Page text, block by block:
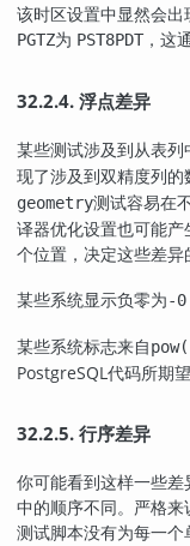
该时区设置中显然会
PGTZ为 PST8PDT ，这
32.2.4. 浮点差异
某些测试涉及到从表
现了涉及到双精度列的
geometry测试容易在
译器优化设置也可能
个位置，决定这些差异
某些系统显示负零为-0
某些系统标志来自
PostgreSQL 代码所期望
32.2.5. 行序差异
你可能看到这样一些
中的顺序不同。严格
测试脚本没有为每一个